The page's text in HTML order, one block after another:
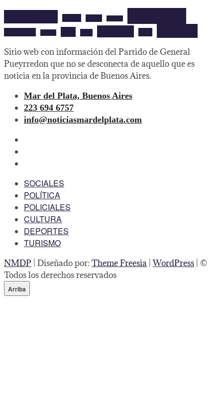
Sitio web con información del Partido de General
Pueyrredon que no se desconecta de aquello que es
noticia en la provincia de Buenos Aires.
Mar del Plata, Buenos Aires
223 694 6757
info@noticiasmardelplata.com
SOCIALES
POLÍTICA
POLICIALES
CULTURA
DEPORTES
TURISMO
NMDP | Diseñado por: Theme Freesia |WordPress | ©
Todos los derechos reservados
Arriba